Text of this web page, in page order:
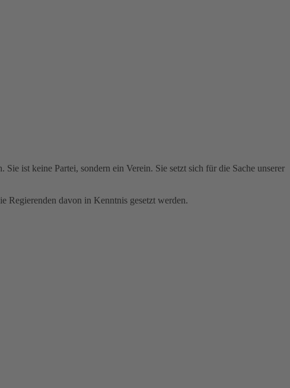
ist keine Partei, sondern ein Verein. Sie setzt sich für die Sache unserer
Regierenden davon in Kenntnis gesetzt werden.